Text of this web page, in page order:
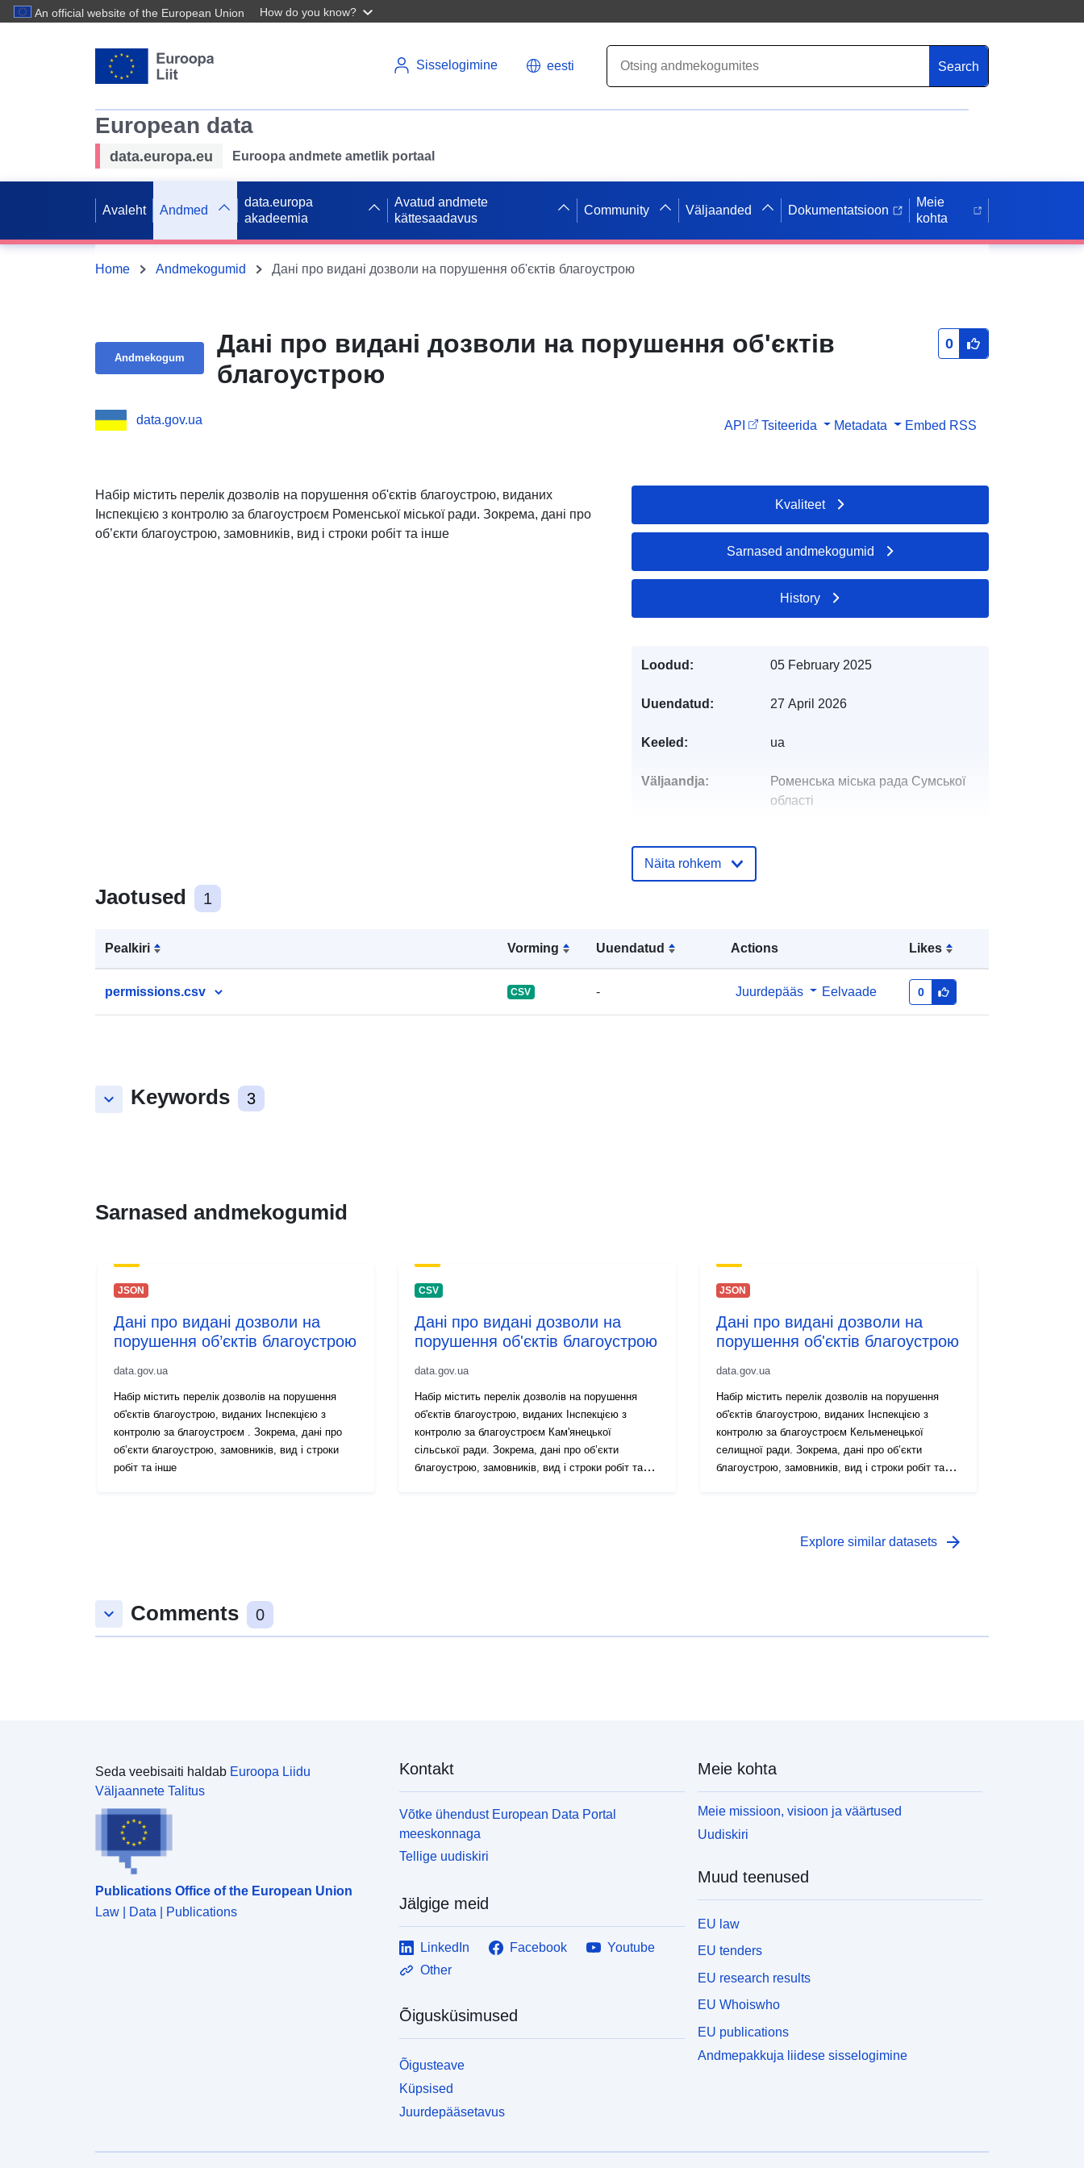
An official website of the European Union How do you know?
Sisselogimine eesti Search
European data
data.europa.eu Euroopa andmete ametlik portaal
Avaleht Andmed
data.europa
akadeemia
Avatud andmete
kättesaadavus
Community Väljaanded Dokumentatsioon
Meie
kohta
Home Andmekogumid Дані про видані дозволи на порушення об'єктів благоустрою
Andmekogum
Дані про видані дозволи на порушення об'єктів
благоустрою
0
data.gov.ua API Tsiteerida Metadata Embed RSS
Набір містить перелік дозволів на порушення об'єктів благоустрою, виданих
Інспекцією з контролю за благоустроєм Роменської міської ради. Зокрема, дані про
об’єкти благоустрою, замовників, вид і строки робіт та інше
Jaotused 1
Pealkiri Vorming Uuendatud Actions Likes
permissions.csv CSV - Juurdepääs Eelvaade 0
keyboard_arrow_down Keywords 3
Kvaliteet
Sarnased andmekogumid
History
Loodud: 05 February 2025
Uuendatud: 27 April 2026
Keeled: ua
Väljaandja:
Роменська міська рада Сумської
області
2026
Ajakohastatud veebisaidil Data.europa.eu:
29 July 2026
Näita rohkem
Sarnased andmekogumid
JSON
Дані про видані дозволи на
порушення об’єктів благоустрою
data.gov.ua
Набір містить перелік дозволів на порушення
об'єктів благоустрою, виданих Інспекцією з
контролю за благоустроєм . Зокрема, дані про
об’єкти благоустрою, замовників, вид і строки
робіт та інше
CSV
Дані про видані дозволи на
порушення об'єктів благоустрою
data.gov.ua
Набір містить перелік дозволів на порушення
об'єктів благоустрою, виданих Інспекцією з
контролю за благоустроєм Кам'янецької
сільської ради. Зокрема, дані про об’єкти
благоустрою, замовників, вид і строки робіт та
JSON
Дані про видані дозволи на
порушення об'єктів благоустрою
data.gov.ua
Набір містить перелік дозволів на порушення
об'єктів благоустрою, виданих Інспекцією з
контролю за благоустроєм Кельменецької
селищної ради. Зокрема, дані про об’єкти
благоустрою, замовників, вид і строки робіт та
Explore similar datasets arrow_forward
keyboard_arrow_down Comments 0
Seda veebisaiti haldab Euroopa Liidu
Väljaannete Talitus
Publications Office of the European Union
Law | Data | Publications
Kontakt
Võtke ühendust European Data Portal
meeskonnaga
Tellige uudiskiri
Jälgige meid
LinkedIn Facebook
Youtube
Other
Õigusküsimused
Õigusteave
Küpsised
Juurdepääsetavus
Meie kohta
Meie missioon, visioon ja väärtused
Uudiskiri
Muud teenused
EU law
EU tenders
EU research results
EU Whoiswho
EU publications
Andmepakkuja liidese sisselogimine